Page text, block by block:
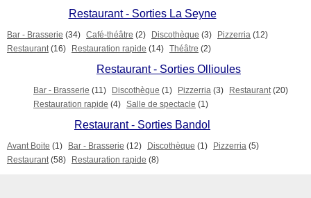
Restaurant - Sorties La Seyne
Bar - Brasserie (34) Café-théâtre (2) Discothèque (3) Pizzerria (12)
Restaurant (16) Restauration rapide (14) Théâtre (2)
Restaurant - Sorties Ollioules
Bar - Brasserie (11) Discothèque (1) Pizzerria (3) Restaurant (20)
Restauration rapide (4) Salle de spectacle (1)
Restaurant - Sorties Bandol
Avant Boite (1) Bar - Brasserie (12) Discothèque (1) Pizzerria (5)
Restaurant (58) Restauration rapide (8)